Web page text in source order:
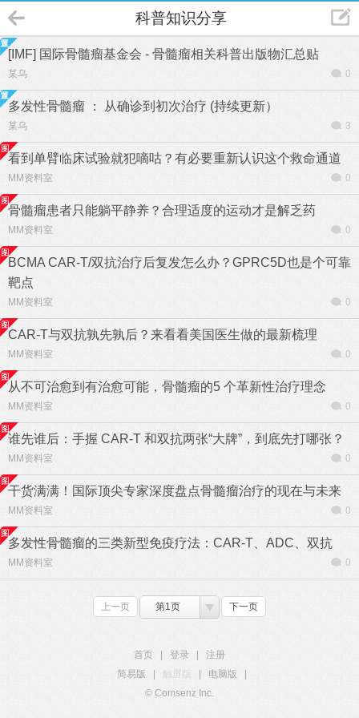
科普知识分享
[IMF] 国际骨髓瘤基金会 - 骨髓瘤相关科普出版物汇总贴
某乌 0
多发性骨髓瘤 ： 从确诊到初次治疗 (持续更新）
某乌 3
看到单臂临床试验就犯嘀咕？有必要重新认识这个救命通道
MM资料室 0
骨髓瘤患者只能躺平静养？合理适度的运动才是解乏药
MM资料室 0
BCMA CAR-T/双抗治疗后复发怎么办？GPRC5D也是个可靠
靶点
MM资料室 0
CAR-T与双抗孰先孰后？来看看美国医生做的最新梳理
MM资料室 0
从不可治愈到有治愈可能，骨髓瘤的5 个革新性治疗理念
MM资料室 0
谁先谁后：手握 CAR-T 和双抗两张“大牌”，到底先打哪张？
MM资料室 0
干货满满！国际顶尖专家深度盘点骨髓瘤治疗的现在与未来
MM资料室 0
多发性骨髓瘤的三类新型免疫疗法：CAR-T、ADC、双抗
MM资料室 0
上一页 第1页 下一页
首页 登录
注册
简易版
触屏版 电脑版
© Comsenz Inc.